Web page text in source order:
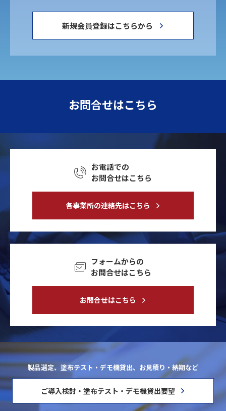
新規会員登録はこちらから
お問合せはこちら
お電話での
お問合せはこちら
各事業所の連絡先はこちら
フォームからの
お問合せはこちら
お問合せはこちら
製品選定、塗布テスト・デモ機貸出、お見積り・納期など
ご導入検討・塗布テスト・デモ機貸出要望